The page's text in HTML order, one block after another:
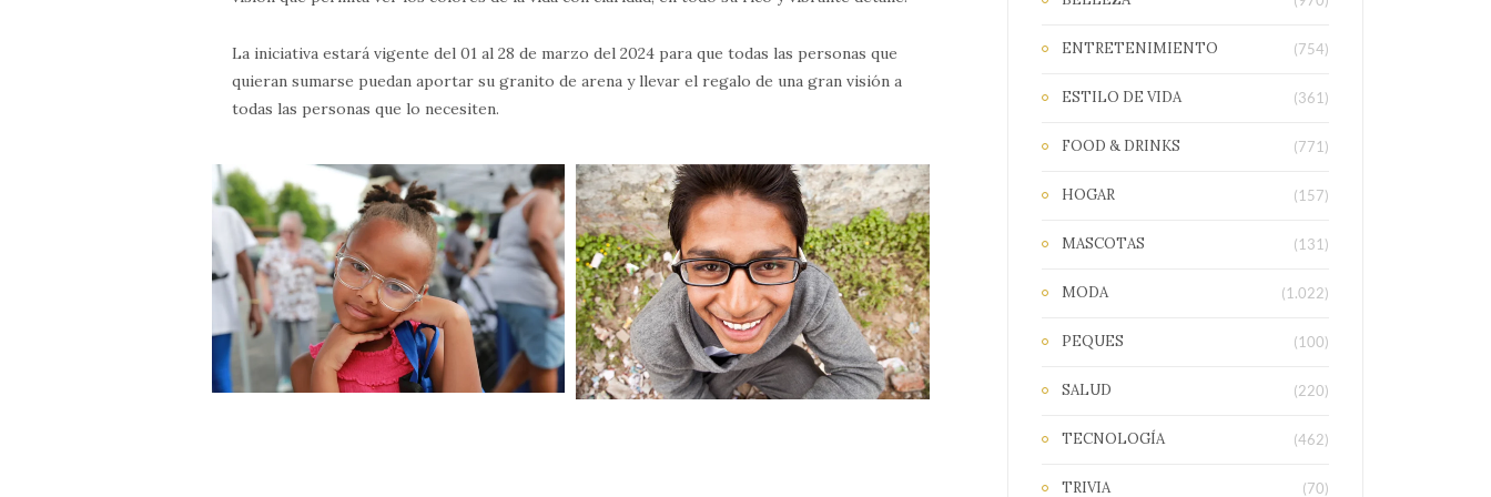
La iniciativa estará vigente del 01 al 28 de marzo del 2024 para que todas las personas que
quieran sumarse puedan aportar su granito de arena y llevar el regalo de una gran visión a
todas las personas que lo necesiten.
ENTRETENIMIENTO (754)
ESTILO DE VIDA (361)
FOOD & DRINKS (771)
HOGAR (157)
MASCOTAS (131)
MODA (1.022)
PEQUES (100)
SALUD (220)
TECNOLOGÍA (462)
TRIVIA (70)